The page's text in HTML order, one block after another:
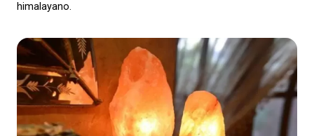
himalayano.